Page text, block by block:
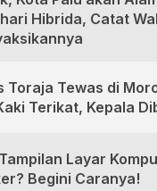
Hibrida, Catat
Toraja Tewas di
Terikat, Kepala
Layar
Begini Caranya!